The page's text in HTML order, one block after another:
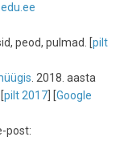
peod, pulmad. [pilt
. 2018. aasta
] [pilt 2017 ] [Google
post: